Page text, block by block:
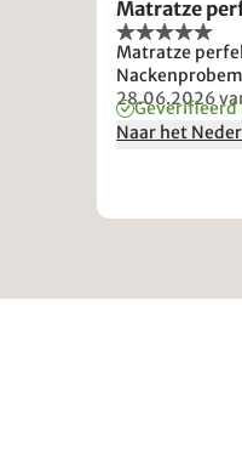
Matratze
Matratze
28.06.2026
Geverifieerd
Naar het